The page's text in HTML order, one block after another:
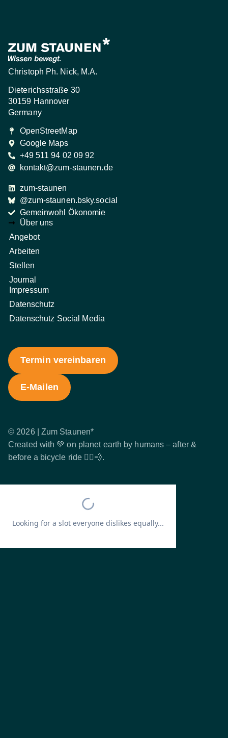
Christoph Ph. Nick, M.A.
Dieterichsstraße 30
30159 Hannover
Germany
OpenStreetMap
Google Maps
+49 511 94 02 09 92
kontakt@zum-staunen.de
zum-staunen
@zum-staunen.bsky.social
Gemeinwohl Ökonomie
Über uns
Angebot
Arbeiten
Stellen
Journal
Impressum
Datenschutz
Datenschutz Social Media
Termin vereinbaren
E-Mailen
© 2026 | Zum Staunen*
Created with 💚 on planet earth by humans – after &
before a bicycle ride 🚴‍♂️💨.